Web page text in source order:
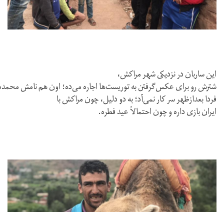
اين ساربان در نزديكى شهر مراكش،
شترش رو براى عكس‌گرفتن به توريست‌ها اجاره مى‌ده؛ اون هم نامش محمده و
فردا بعدازظهر سر كار نمى‌آد؛ به دو دليل، چون مراكش با
ايران بازى داره و چون احتمالاً عيد فطره.